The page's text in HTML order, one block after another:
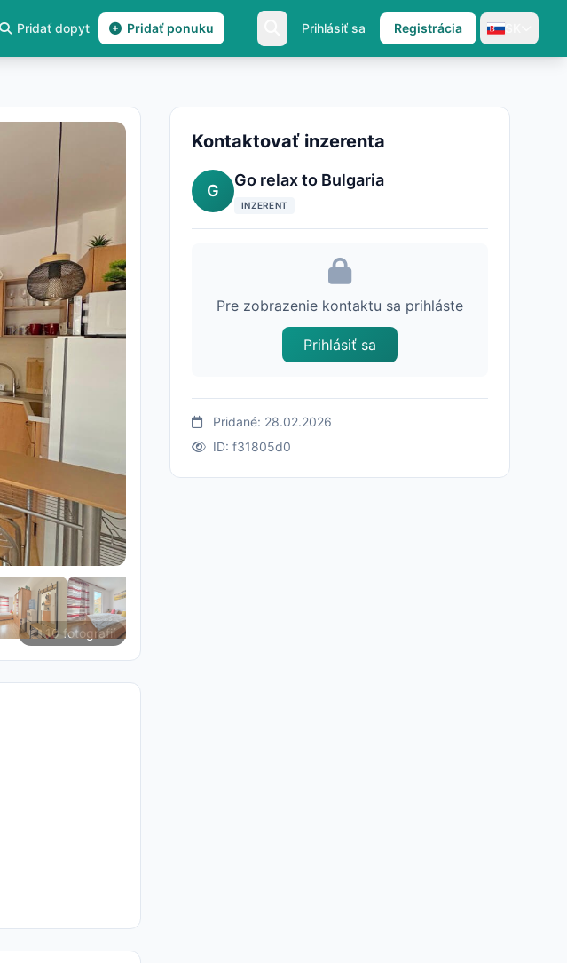
Pridať dopyt Pridať ponuku Prihlásiť sa Registrácia
10 fotografií
Kontaktovať inzerenta
G
Go relax to Bulgaria
INZERENT
Pre zobrazenie kontaktu sa prihláste
Prihlásiť sa
Pridané: 28.02.2026
ID: f31805d0